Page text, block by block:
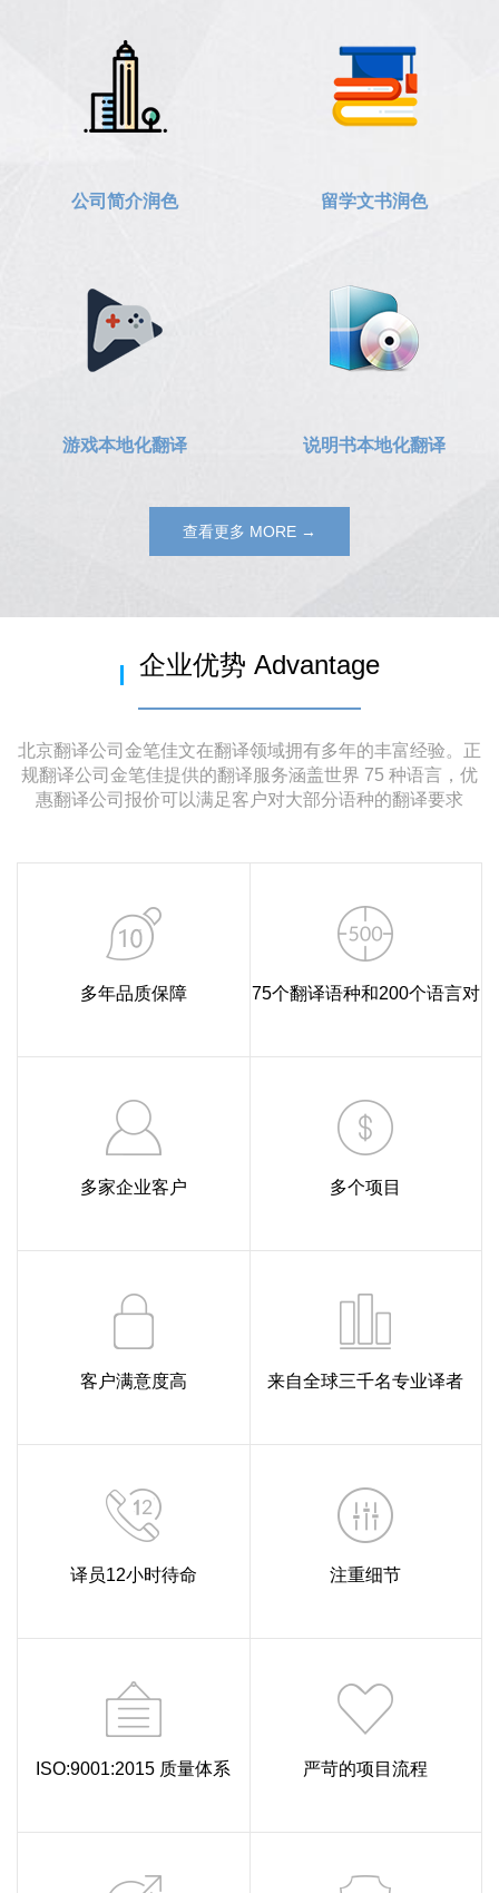
公司简介润色 留学文书润色
游戏本地化翻译 说明书本地化翻译
查看更多 MORE →
企业优势 Advantage
北京翻译公司金笔佳文在翻译领域拥有多年的丰富经验。正
规翻译公司金笔佳提供的翻译服务涵盖世界 75 种语言，优
惠翻译公司报价可以满足客户对大部分语种的翻译要求
多年品质保障 75个翻译语种和200个语言对
多家企业客户 多个项目
客户满意度高 来自全球三千名专业译者
译员12小时待命 注重细节
ISO:9001:2015 质量体系 严苛的项目流程